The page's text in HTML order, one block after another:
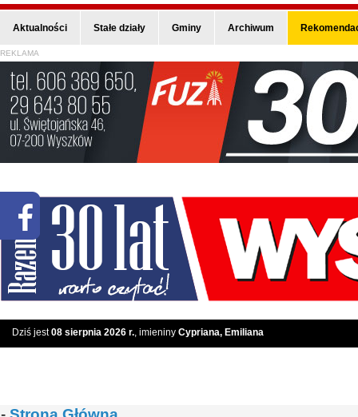
Aktualności Stałe działy Gminy Archiwum
REKLAMA
Dziś jest08 sierpnia 2026 r., imieniny Cypriana, Emiliana